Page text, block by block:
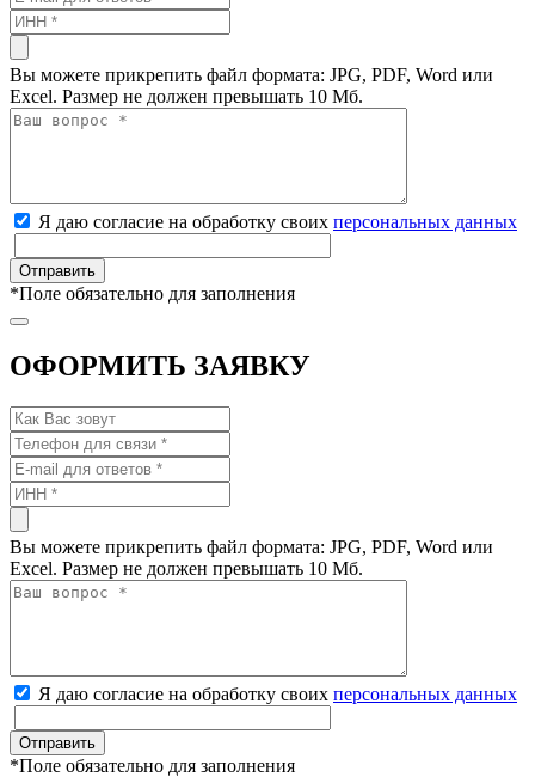
Вы можете прикрепить файл формата: JPG, PDF, Word или
Excel. Размер не должен превышать 10 Мб.
Я даю согласие на обработку своих персональных данных
*Поле обязательно для заполнения
ОФОРМИТЬ ЗАЯВКУ
Вы можете прикрепить файл формата: JPG, PDF, Word или
Excel. Размер не должен превышать 10 Мб.
Я даю согласие на обработку своих персональных данных
*Поле обязательно для заполнения